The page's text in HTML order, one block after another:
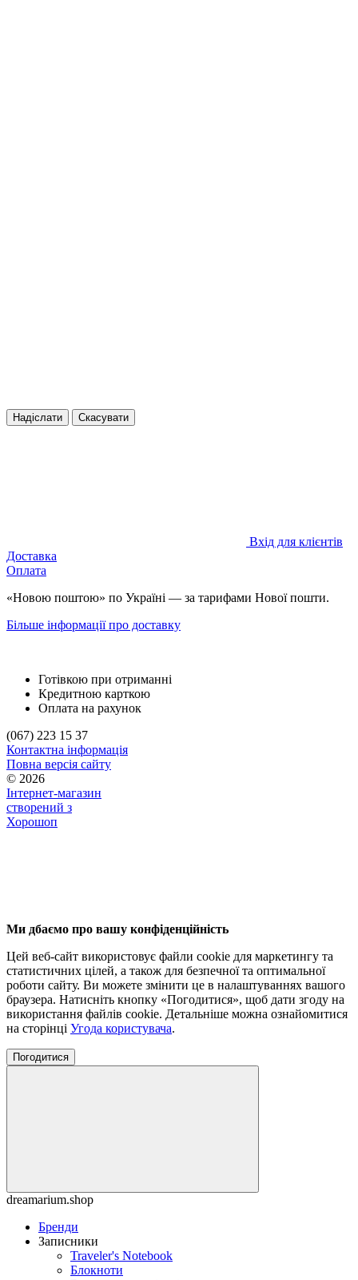
Надіслати Скасувати
Вхід для клієнтів
Доставка
Оплата
«Новою поштою» по Україні — за тарифами Нової пошти.
Більше інформації про доставку
Готівкою при отриманні
Кредитною карткою
Оплата на рахунок
(067) 223 15 37
Контактна інформація
Повна версія сайту
© 2026
Інтернет-магазин
створений з
Хорошоп
Ми дбаємо про вашу конфіденційність
Цей веб-сайт використовує файли cookie для маркетингу та
статистичних цілей, а також для безпечної та оптимальної
роботи сайту. Ви можете змінити це в налаштуваннях вашого
браузера. Натисніть кнопку «Погодитися», щоб дати згоду на
використання файлів cookie. Детальніше можна ознайомитися
на сторінці Угода користувача.
Погодитися
dreamarium.shop
Бренди
Записники
Traveler's Notebook
Блокноти